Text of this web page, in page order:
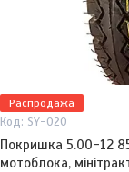
Распродажа
SY-020
Покришка 5.00-12
мотоблока,